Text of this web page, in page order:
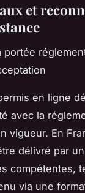
et
portée
en ligne
avec la
vigueur. En
délivré par
compétentes,
via une